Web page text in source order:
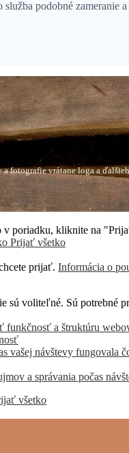
podobné zameranie
fotografie vrátane loga a
v poriadku, kliknite na
Prijať všetko
prijať. Informácia o
sú voliteľné. Sú potrebné
funkčnosť a štruktúru
vašej návštevy fungovala
a správania počas
všetko